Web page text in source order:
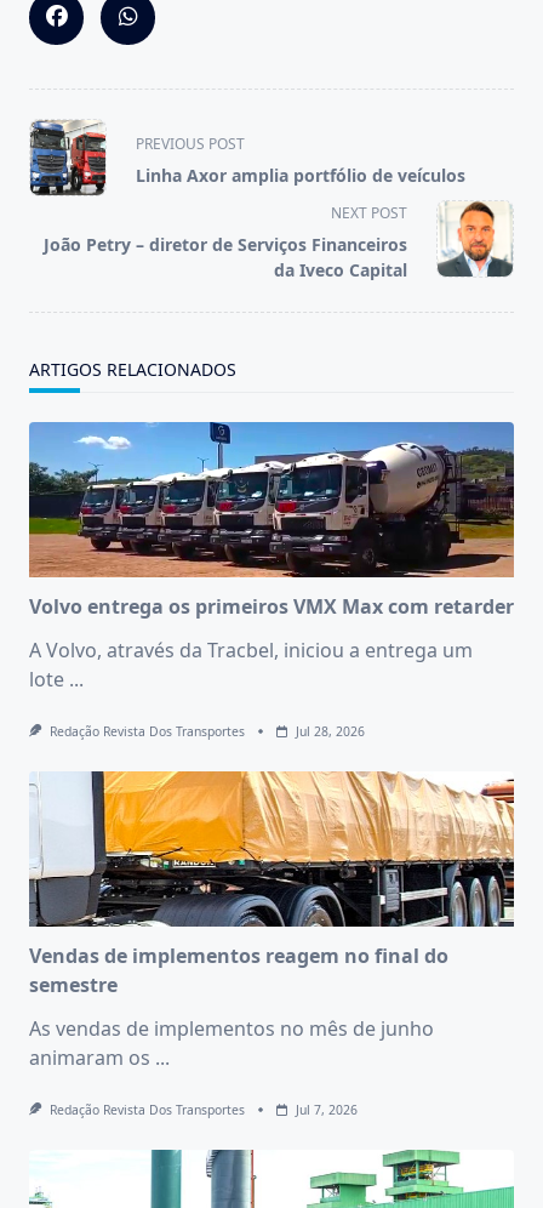
<span
class="nav-
subtitle
reader-
PREVIOUS POST
Linha Axor amplia portfólio de veículos
NEXT POST
João Petry – diretor de Serviços Financeiros
da Iveco Capital
ARTIGOS RELACIONADOS
Volvo entrega os primeiros VMX Max com retarder
A Volvo, através da Tracbel, iniciou a entrega um
lote ...
Redação Revista Dos Transportes Jul 28, 2026
Vendas de implementos reagem no final do
semestre
As vendas de implementos no mês de junho
animaram os ...
Redação Revista Dos Transportes Jul 7, 2026